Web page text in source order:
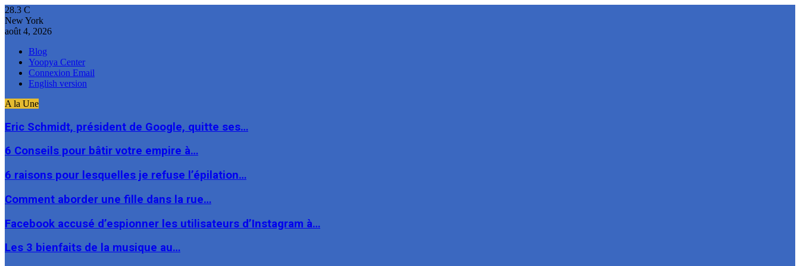
28.3 C
New York
août 4, 2026
Blog
Yoopya Center
Connexion Email
English version
A la Une
Eric Schmidt, président de Google, quitte ses…
6 Conseils pour bâtir votre empire à…
6 raisons pour lesquelles je refuse l’épilation…
Comment aborder une fille dans la rue…
Facebook accusé d’espionner les utilisateurs d’Instagram à…
Les 3 bienfaits de la musique au…